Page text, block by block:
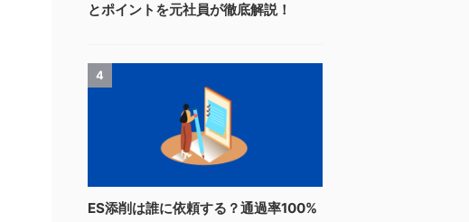
とポイントを元社員が徹底解説！
4
ES添削は誰に依頼する？通過率100%